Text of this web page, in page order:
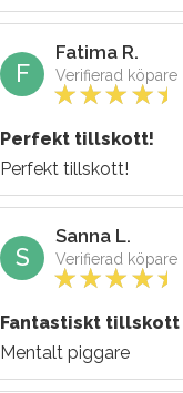
F
Fatima R.
Verifierad köpare
Perfekt tillskott!
Perfekt tillskott!
S
Sanna L.
Verifierad köpare
Fantastiskt
Mentalt piggare